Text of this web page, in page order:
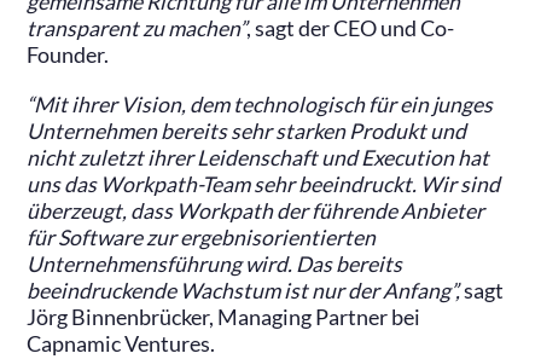
transparent zu machen”, sagt der CEO und Co-
Founder.
“Mit ihrer Vision, dem technologisch für ein junges
Unternehmen bereits sehr starken Produkt und
nicht zuletzt ihrer Leidenschaft und Execution hat
uns das Workpath-Team sehr beeindruckt. Wir sind
überzeugt, dass Workpath der führende Anbieter
für Software zur ergebnisorientierten
Unternehmensführung wird. Das bereits
beeindruckende Wachstum ist nur der Anfang”,sagt
Jörg Binnenbrücker, Managing Partner bei
Capnamic Ventures.